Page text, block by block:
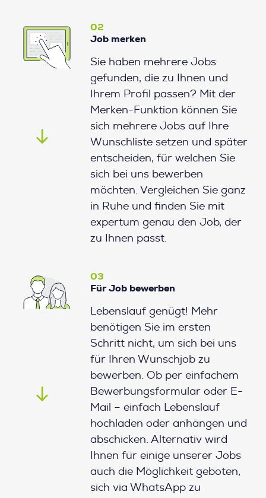
02
Job merken
Sie haben mehrere Jobs
gefunden, die zu Ihnen und
Ihrem Profil passen? Mit der
Merken-Funktion können Sie
sich mehrere Jobs auf Ihre
Wunschliste setzen und später
entscheiden, für welchen Sie
sich bei uns bewerben
möchten. Vergleichen Sie ganz
in Ruhe und finden Sie mit
expertum genau den Job, der
zu Ihnen passt.
03
Für Job bewerben
Lebenslauf genügt! Mehr
benötigen Sie im ersten
Schritt nicht, um sich bei uns
für Ihren Wunschjob zu
bewerben. Ob per einfachem
Bewerbungsformular oder E-
Mail – einfach Lebenslauf
hochladen oder anhängen und
abschicken. Alternativ wird
Ihnen für einige unserer Jobs
auch die Möglichkeit geboten,
sich via WhatsApp zu